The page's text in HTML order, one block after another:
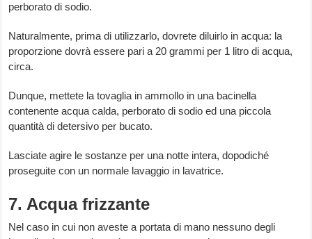
perborato di sodio.
Naturalmente, prima di utilizzarlo, dovrete diluirlo in acqua: la
proporzione dovrà essere pari a 20 grammi per 1 litro di acqua,
circa.
Dunque, mettete la tovaglia in ammollo in una bacinella
contenente acqua calda, perborato di sodio ed una piccola
quantità di detersivo per bucato.
Lasciate agire le sostanze per una notte intera, dopodiché
proseguite con un normale lavaggio in lavatrice.
7. Acqua frizzante
Nel caso in cui non aveste a portata di mano nessuno degli